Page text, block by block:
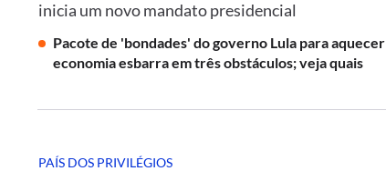
inicia um novo mandato presidencial
Pacote de 'bondades' do governo Lula para
economia esbarra em três obstáculos; veja quais
PAÍS DOS PRIVILÉGIOS